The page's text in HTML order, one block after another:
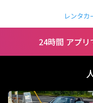
レンタカ
24時間 アプ